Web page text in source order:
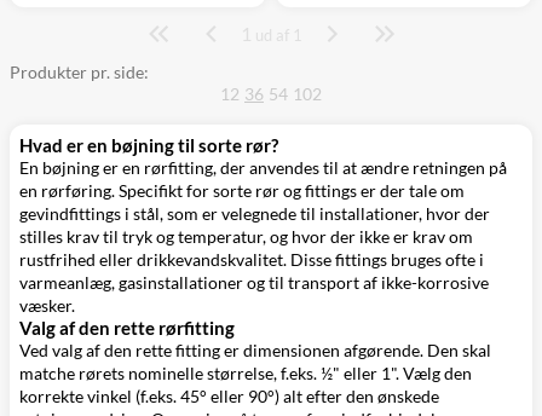
Side
1 ud af 1
Produkter pr. side:
12 36 54 102
Hvad er en bøjning til sorte rør?
En bøjning er en rørfitting, der anvendes til at ændre retningen på
en rørføring. Specifikt for sorte rør og fittings er der tale om
gevindfittings i stål, som er velegnede til installationer, hvor der
stilles krav til tryk og temperatur, og hvor der ikke er krav om
rustfrihed eller drikkevandskvalitet. Disse fittings bruges ofte i
varmeanlæg, gasinstallationer og til transport af ikke-korrosive
væsker.
Valg af den rette rørfitting
Ved valg af den rette fitting er dimensionen afgørende. Den skal
matche rørets nominelle størrelse, f.eks. ½" eller 1". Vælg den
korrekte vinkel (f.eks. 45° eller 90°) alt efter den ønskede